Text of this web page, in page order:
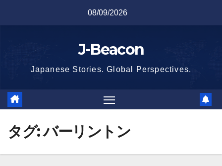
08/09/2026
J-Beacon
Japanese Stories. Global Perspectives.
タグ:バーリントン